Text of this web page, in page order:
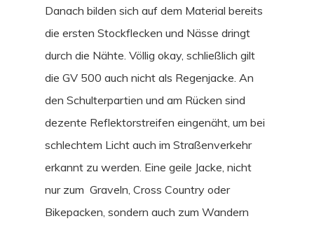
Danach bilden sich auf dem Material bereits
die ersten Stockflecken und Nässe dringt
durch die Nähte. Völlig okay, schließlich gilt
die GV 500 auch nicht als Regenjacke. An
den Schulterpartien und am Rücken sind
dezente Reflektorstreifen eingenäht, um bei
schlechtem Licht auch im Straßenverkehr
erkannt zu werden. Eine geile Jacke, nicht
nur zum Graveln, Cross Country oder
Bikepacken, sondern auch zum Wandern